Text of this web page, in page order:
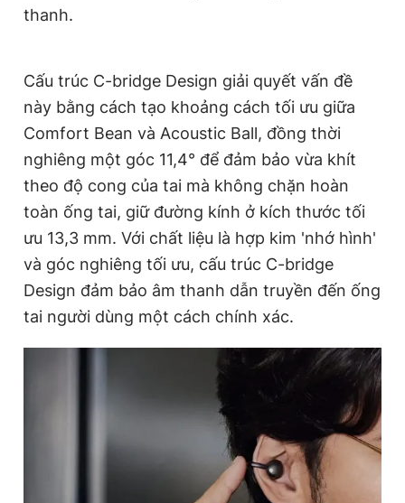
thanh.
Cấu trúc C-bridge Design giải quyết vấn đề
này bằng cách tạo khoảng cách tối ưu giữa
Comfort Bean và Acoustic Ball, đồng thời
nghiêng một góc 11,4° để đảm bảo vừa khít
theo độ cong của tai mà không chặn hoàn
toàn ống tai, giữ đường kính ở kích thước tối
ưu 13,3 mm. Với chất liệu là hợp kim 'nhớ hình'
và góc nghiêng tối ưu, cấu trúc C-bridge
Design đảm bảo âm thanh dẫn truyền đến ống
tai người dùng một cách chính xác.